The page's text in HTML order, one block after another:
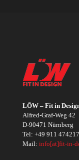
LÖW – Fit in
Alfred-Graf-Weg 42
D-90471 Nürnberg
Tel: +49 911
Mail: info[at]fit-in-